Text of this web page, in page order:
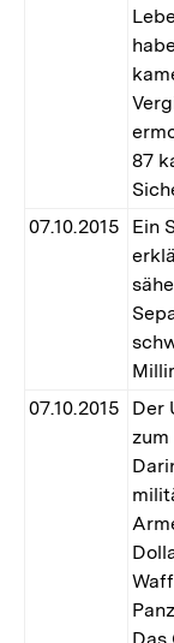
87
07.10.2015
Ein
07.10.2015
Der
zum